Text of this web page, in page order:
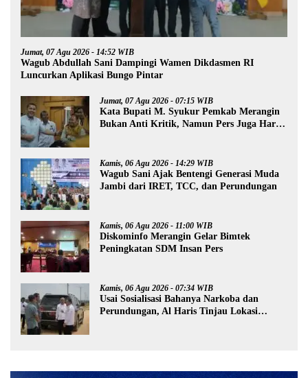
Jumat, 07 Agu 2026 - 14:52 WIB
Wagub Abdullah Sani Dampingi Wamen Dikdasmen RI
Luncurkan Aplikasi Bungo Pintar
Jumat, 07 Agu 2026 - 07:15 WIB
Kata Bupati M. Syukur Pemkab Merangin
Bukan Anti Kritik, Namun Pers Juga Harus
Kamis, 06 Agu 2026 - 14:29 WIB
Wagub Sani Ajak Bentengi Generasi Muda
Jambi dari IRET, TCC, dan Perundungan
Kamis, 06 Agu 2026 - 11:00 WIB
Diskominfo Merangin Gelar Bimtek
Peningkatan SDM Insan Pers
Kamis, 06 Agu 2026 - 07:34 WIB
Usai Sosialisasi Bahanya Narkoba dan
Perundungan, Al Haris Tinjau Lokasi